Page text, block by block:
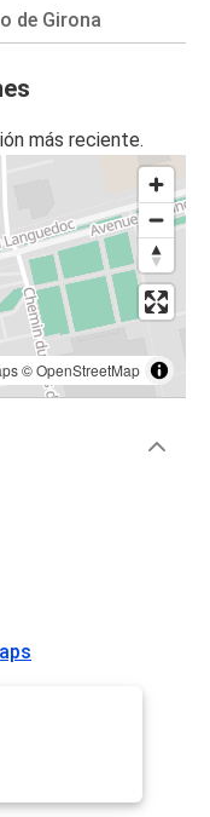
de Girona
más reciente.
©OpenStreetMap